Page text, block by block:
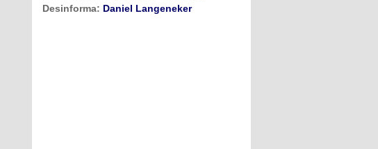
Desinforma: Daniel Langeneker